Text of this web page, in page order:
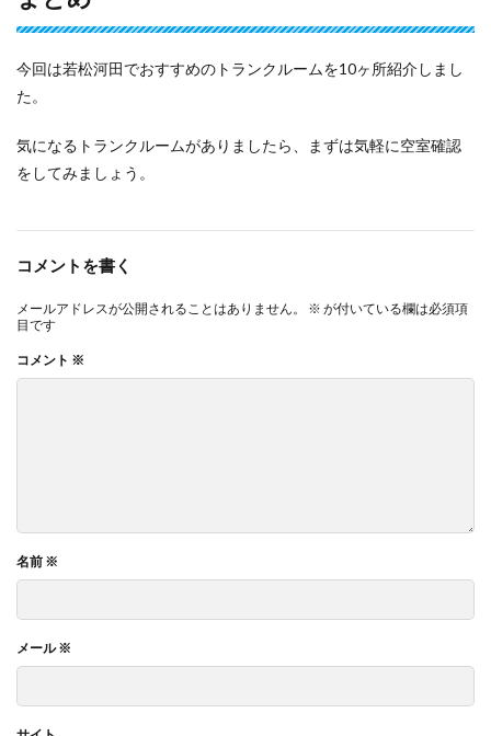
今回は若松河田でおすすめのトランクルームを10ヶ所紹介しまし
た。
気になるトランクルームがありましたら、まずは気軽に空室確認
をしてみましょう。
コメントを書く
メールアドレスが公開されることはありません。 ※ が付いている欄は必須項
目です
コメント ※
名前 ※
メール※